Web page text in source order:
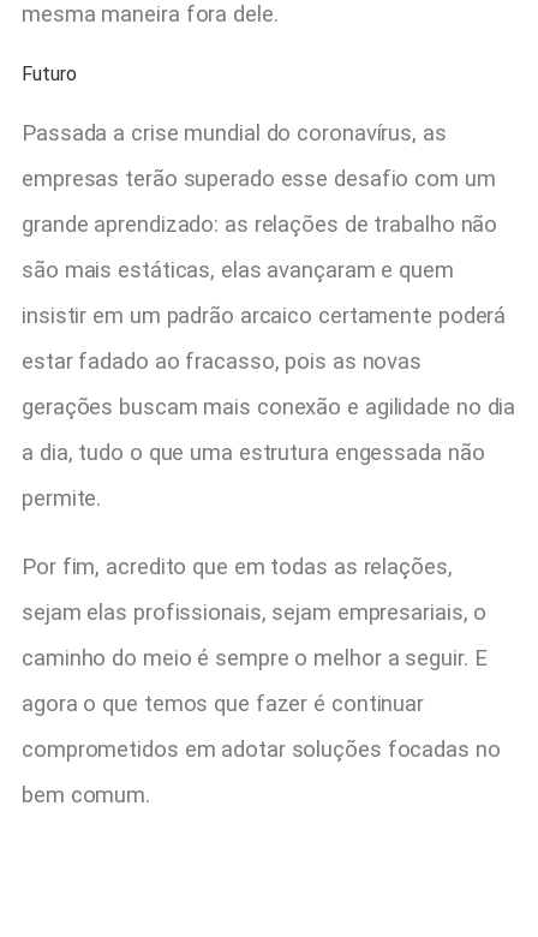
mesma maneira fora dele.
Futuro
Passada a crise mundial do coronavírus, as
empresas terão superado esse desafio com um
grande aprendizado: as relações de trabalho não
são mais estáticas, elas avançaram e quem
insistir em um padrão arcaico certamente poderá
estar fadado ao fracasso, pois as novas
gerações buscam mais conexão e agilidade no dia
a dia, tudo o que uma estrutura engessada não
permite.
Por fim, acredito que em todas as relações,
sejam elas profissionais, sejam empresariais, o
caminho do meio é sempre o melhor a seguir. E
agora o que temos que fazer é continuar
comprometidos em adotar soluções focadas no
bem comum.